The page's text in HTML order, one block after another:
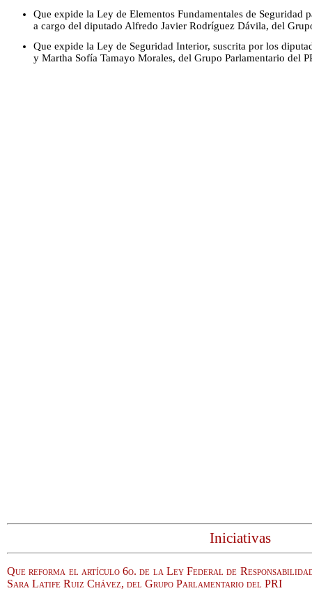
Que expide la Ley de Elementos Fundamentales de Seguridad
a cargo del diputado Alfredo Javier Rodríguez Dávila, del
Que expide la Ley de Seguridad Interior, suscrita por los
y Martha Sofía Tamayo Morales, del Grupo Parlamentario del
Iniciativas
Que reforma el artículo 6o. de la Ley Federal de
Sara Latife Ruiz Chávez, del Grupo Parlamentario del PRI